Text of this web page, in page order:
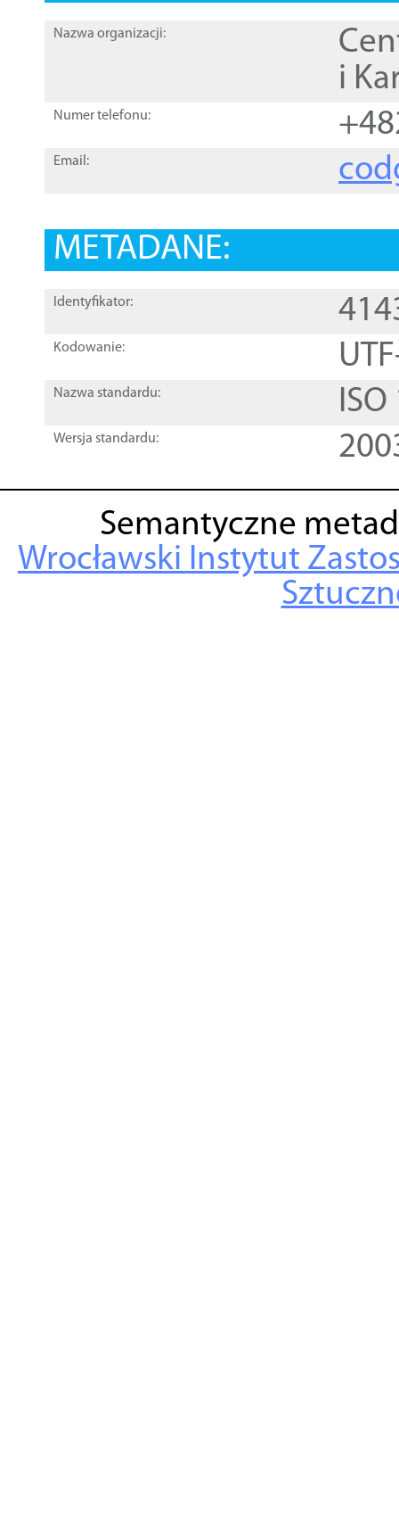
Nazwa organizacji:
i
Numer telefonu:
Email:
METADANE:
Identyfikator:
Kodowanie:
Nazwa standardu:
Wersja standardu:
Semantyczne
Wrocławski Instytut